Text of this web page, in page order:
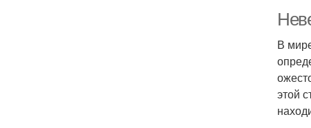
В
этой